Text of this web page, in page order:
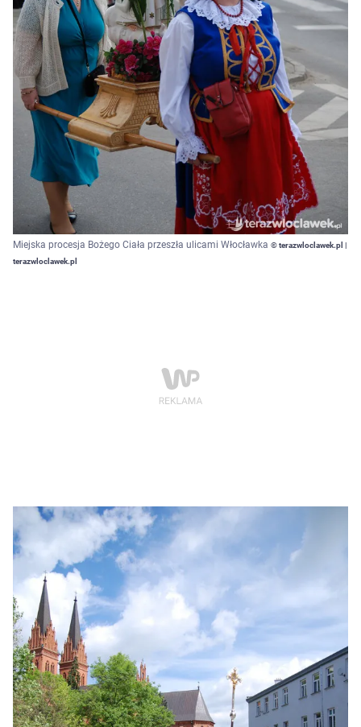
Miejska procesja Bożego Ciała przeszła ulicami Włocławka © terazwloclawek.pl |
terazwloclawek.pl